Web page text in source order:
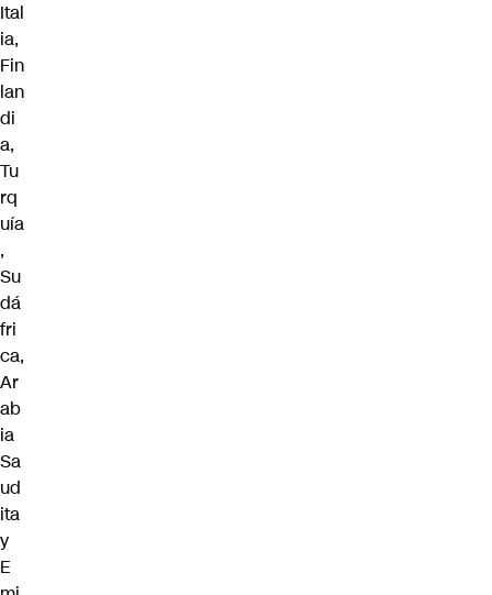
Ital
ia,
Fin
lan
di
a,
Tu
rq
uía
,
Su
dá
fri
ca,
Ar
ab
ia
Sa
ud
ita
y
E